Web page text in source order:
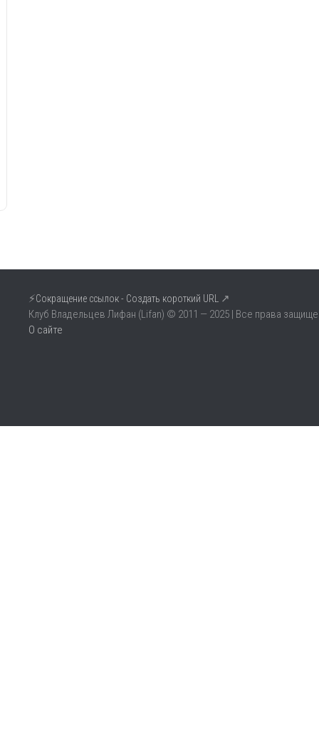
⚡Сокращение ссылок - Создать короткий URL
↗
Клуб Владельцев Лифан (Lifan) © 2011 — 2025 | Все права
О сайте